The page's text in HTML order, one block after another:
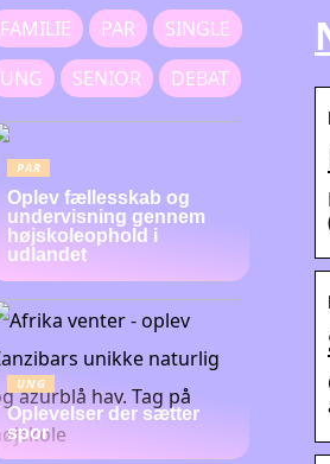
FAMILIE PAR
SINGLE
UNG
SENIOR DEBAT
PAR
Oplev fællesskab og
undervisning gennem
højskoleophold i
udlandet
UNG
Oplevelser der sætter
spor